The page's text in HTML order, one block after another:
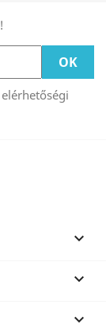


